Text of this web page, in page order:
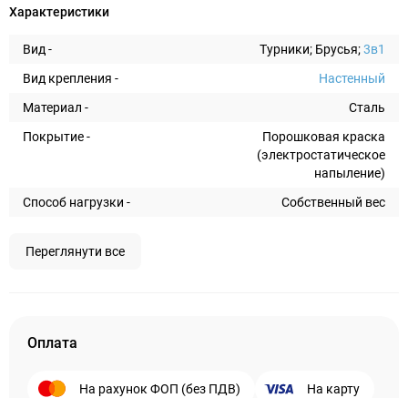
Характеристики
Вид - Турники; Брусья;3в1
Вид крепления -
Настенный
Материал -
Сталь
Покрытие -
Порошковая краска
(электростатическое
напыление)
Способ нагрузки -
Собственный вес
Переглянути все
Оплата
На рахунок ФОП (без ПДВ) На карту